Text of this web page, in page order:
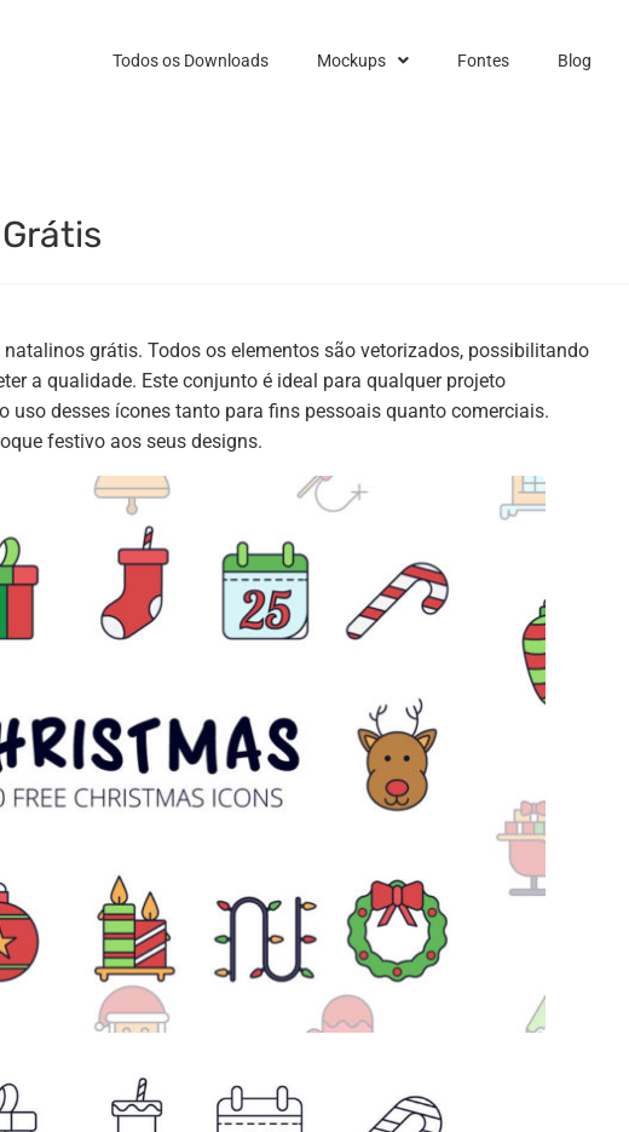
Todos os Downloads Mockups Fontes Blog
grátis. Todos os elementos são vetorizados, possibilitando
a qualidade. Este conjunto é ideal para qualquer projeto
uso desses ícones tanto para fins pessoais quanto comerciais.
festivo aos seus designs.